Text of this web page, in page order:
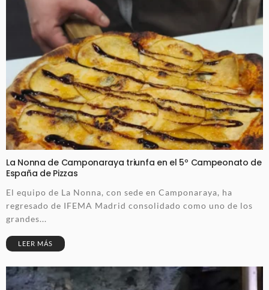
La Nonna de Camponaraya triunfa en el 5º Campeonato de
España de Pizzas
El equipo de La Nonna, con sede en Camponaraya, ha
regresado de IFEMA Madrid consolidado como uno de los
grandes...
LEER MÁS